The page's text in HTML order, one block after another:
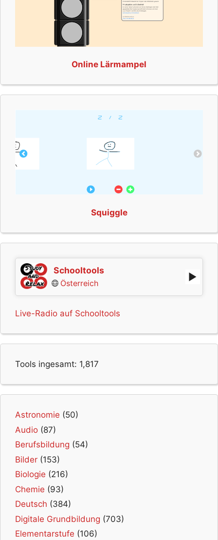
Online Lärmampel
Squiggle
Schooltools
Österreich
Live-Radio auf Schooltools
Tools ingesamt: 1,817
Astronomie (50)
Audio (87)
Berufsbildung (54)
Bilder (153)
Biologie (216)
Chemie (93)
Deutsch (384)
Digitale Grundbildung (703)
Elementarstufe (106)